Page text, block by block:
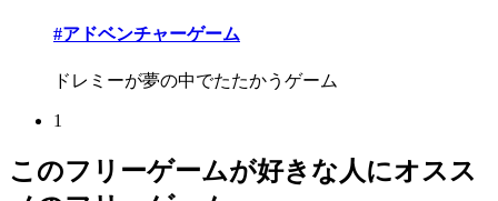
#アドベンチャーゲーム
ドレミーが夢の中でたたかうゲーム
1
このフリーゲームが好きな人にオスス